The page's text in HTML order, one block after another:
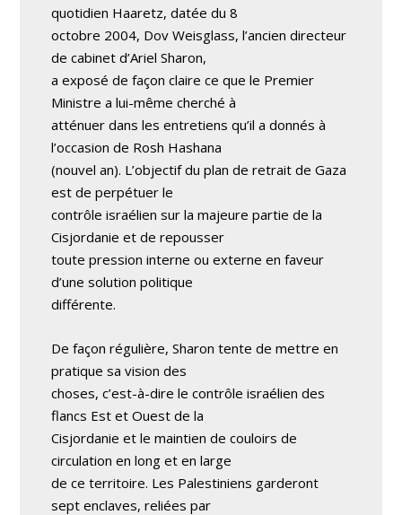
quotidien Haaretz, datée du 8
octobre 2004, Dov Weisglass, l’ancien directeur
de cabinet d’Ariel Sharon,
a exposé de façon claire ce que le Premier
Ministre a lui-même cherché à
atténuer dans les entretiens qu’il a donnés à
l’occasion de Rosh Hashana
(nouvel an). L’objectif du plan de retrait de Gaza
est de perpétuer le
contrôle israélien sur la majeure partie de la
Cisjordanie et de repousser
toute pression interne ou externe en faveur
d’une solution politique
différente.
De façon régulière, Sharon tente de mettre en
pratique sa vision des
choses, c’est-à-dire le contrôle israélien des
flancs Est et Ouest de la
Cisjordanie et le maintien de couloirs de
circulation en long et en large
de ce territoire. Les Palestiniens garderont
sept enclaves, reliées par